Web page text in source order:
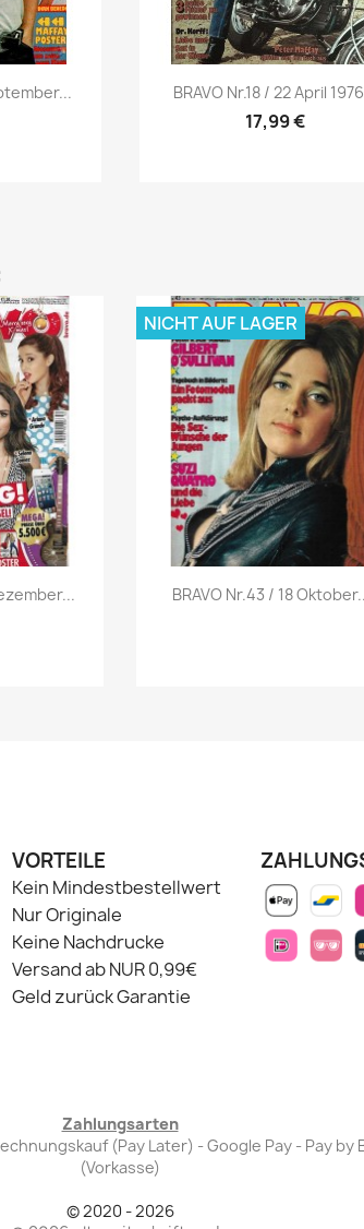
Vorschau
BRAVO Nr.18 / 22 April
17,99 €
Vorschau
BRAVO Nr.43 / 18
NICHT AUF LAGER
VORTEILE
Kein Mindestbestellwert
Nur Originale
Keine Nachdrucke
Versand ab NUR 0,99€
Geld zurück Garantie
Zahlungsarten
(Pay Later) - Google Pay - Pay
(Vorkasse)
© 2020 - 2026